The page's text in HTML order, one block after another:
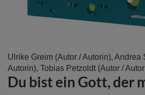
Ulrike Greim (Autor / Autorin), Andrea
Autorin), Tobias Petzoldt (Autor /
Du bist ein Gott, der
Zum
Anfang
der
Bildergalerie